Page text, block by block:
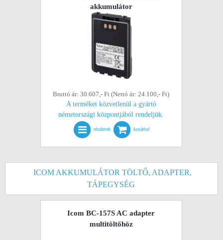
akkumulátor
Bruttó ár: 30.607,- Ft (Nettó ár: 24.100,- Ft)
A terméket közvetlenül a gyártó
németországi központjából rendeljük.
részletek kosárba!
ICOM AKKUMULÁTOR TÖLTŐ, ADAPTER,
TÁPEGYSÉG
Icom BC-157S AC adapter
multitöltőhöz